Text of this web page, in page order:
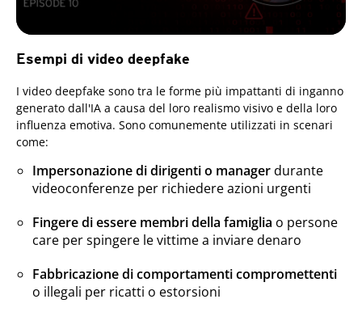
Esempi di video deepfake
I video deepfake sono tra le forme più impattanti di inganno
generato dall'IA a causa del loro realismo visivo e della loro
influenza emotiva. Sono comunemente utilizzati in scenari
come:
Impersonazione di dirigenti o managerdurante
videoconferenze per richiedere azioni urgenti
Fingere di essere membri della famiglia o persone
care per spingere le vittime a inviare denaro
Fabbricazione di comportamenti compromettenti
o illegali per ricatti o estorsioni